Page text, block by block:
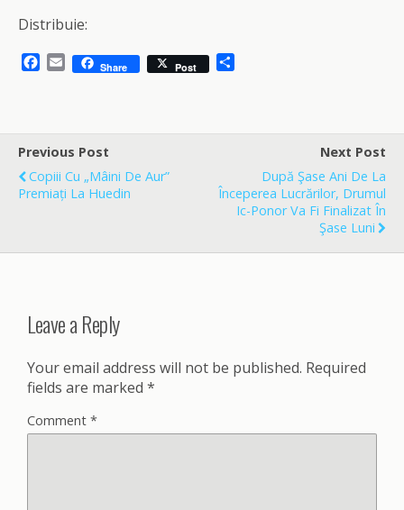
Distribuie:
b
o
o
k
E
l
Share Post
e
Previous Post
Copiii Cu „mâini De Aur”
Premiați La Huedin
Next Post
După Şase Ani De La
Începerea Lucrărilor, Drumul
Ic-Ponor Va Fi Finalizat În
Şase Luni
Leave a Reply
Your email address will not be published. Required
fields are marked *
Comment *